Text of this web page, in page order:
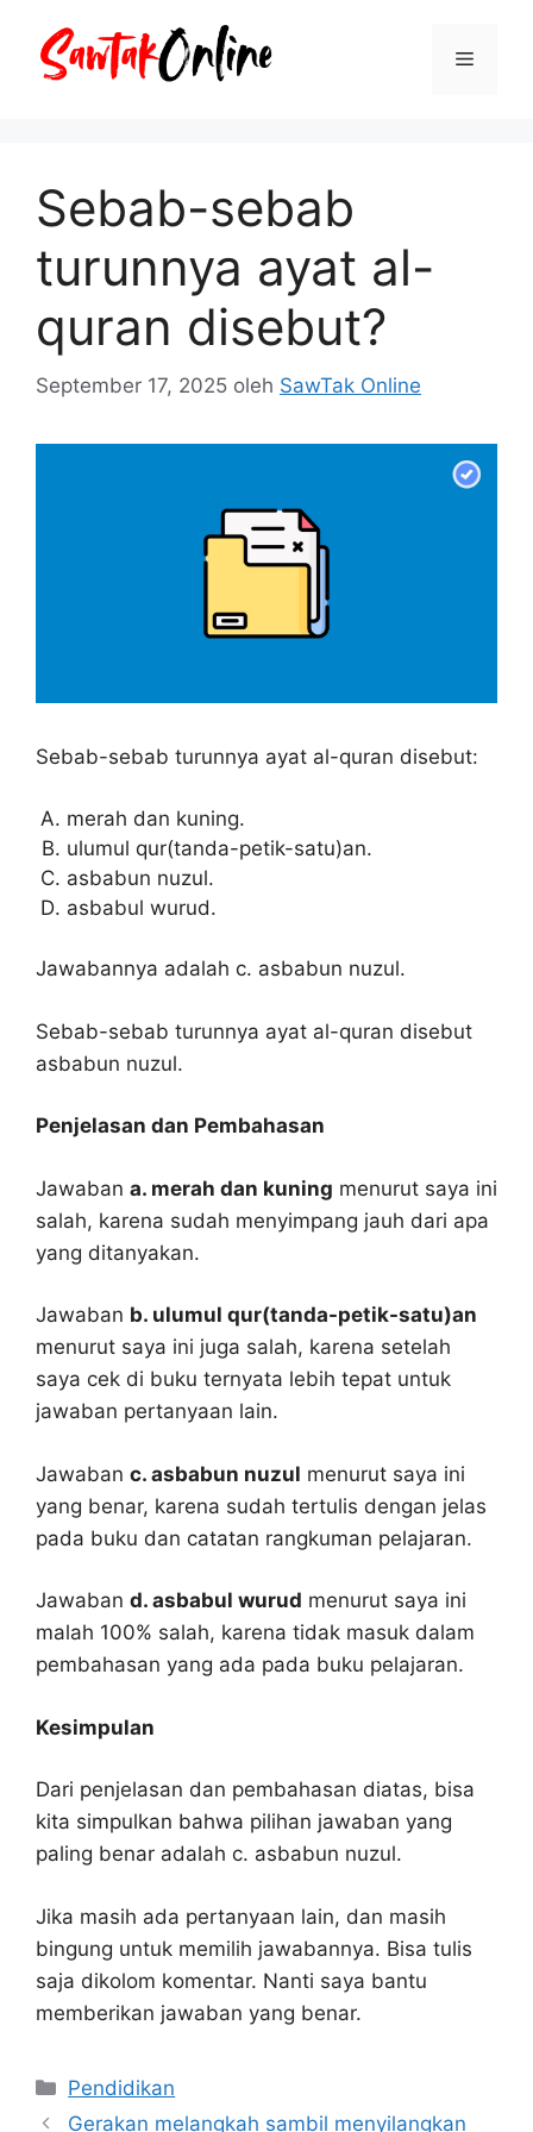
Menu
Sebab-sebab
turunnya ayat al-
quran disebut?
September 17, 2025 oleh SawTak Online
Sebab-sebab turunnya ayat al-quran disebut:
merah dan kuning.
ulumul qur(tanda-petik-satu)an.
asbabun nuzul.
asbabul wurud.
Jawabannya adalah c. asbabun nuzul.
Sebab-sebab turunnya ayat al-quran disebut
asbabun nuzul.
Penjelasan dan Pembahasan
Jawaban a. merah dan kuning menurut saya ini
salah, karena sudah menyimpang jauh dari apa
yang ditanyakan.
Jawaban b. ulumul qur(tanda-petik-satu)an
menurut saya ini juga salah, karena setelah
saya cek di buku ternyata lebih tepat untuk
jawaban pertanyaan lain.
Jawaban c. asbabun nuzul menurut saya ini
yang benar, karena sudah tertulis dengan jelas
pada buku dan catatan rangkuman pelajaran.
Jawaban d. asbabul wurud menurut saya ini
malah 100% salah, karena tidak masuk dalam
pembahasan yang ada pada buku pelajaran.
Kesimpulan
Dari penjelasan dan pembahasan diatas, bisa
kita simpulkan bahwa pilihan jawaban yang
paling benar adalah c. asbabun nuzul.
Jika masih ada pertanyaan lain, dan masih
bingung untuk memilih jawabannya. Bisa tulis
saja dikolom komentar. Nanti saya bantu
memberikan jawaban yang benar.
Kategori
Pendidikan
Gerakan melangkah sambil menyilangkan